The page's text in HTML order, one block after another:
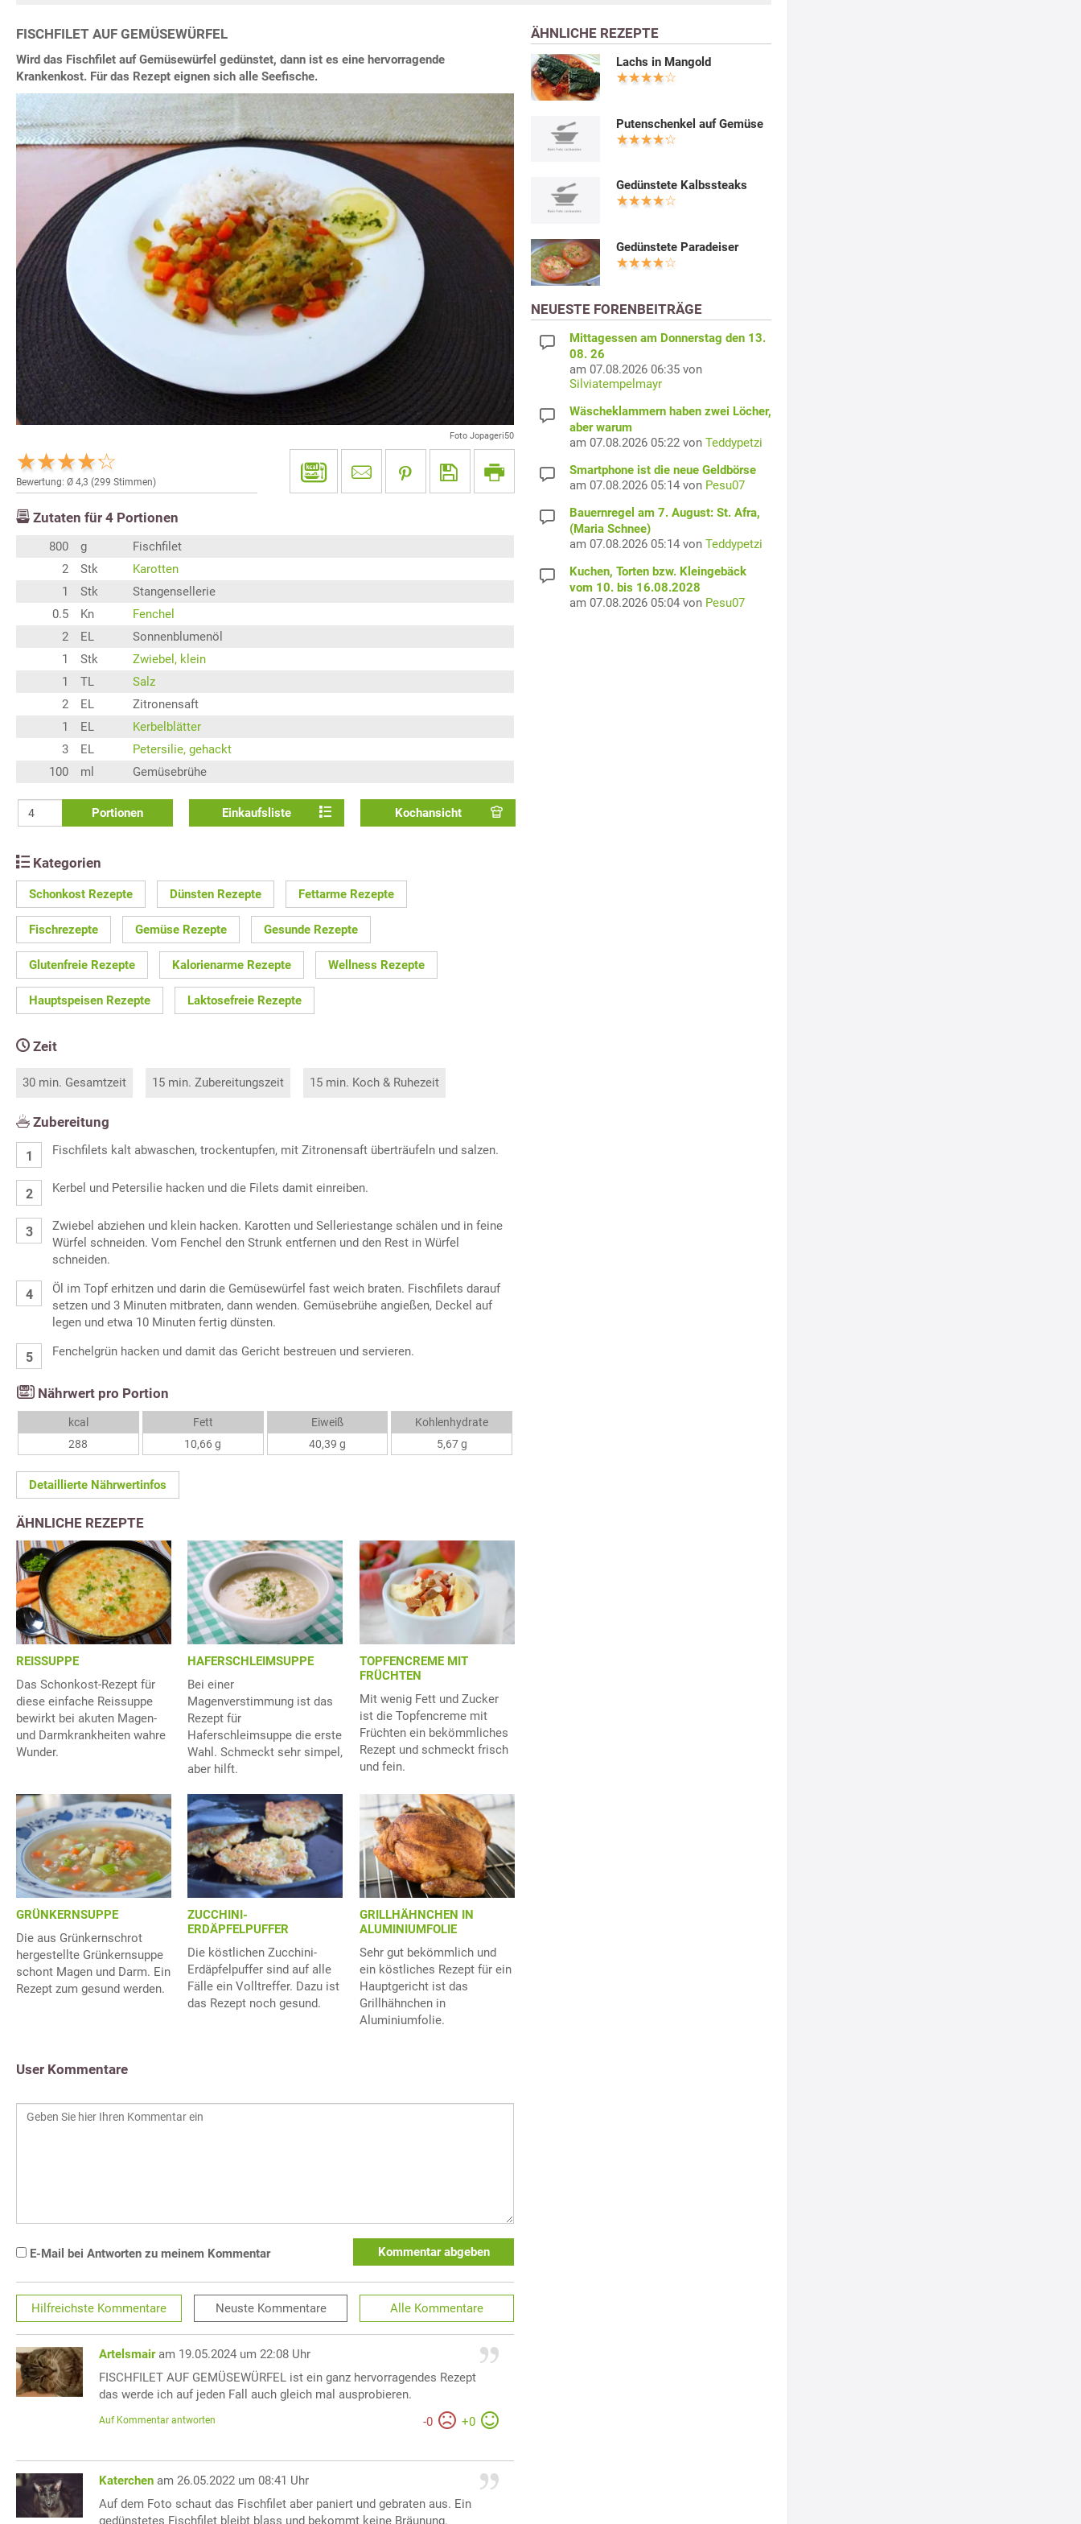
FISCHFILET AUF GEMÜSEWÜRFEL
Wird das Fischfilet auf Gemüsewürfel gedünstet, dann ist es eine hervorragende
Krankenkost. Für das Rezept eignen sich alle Seefische.
Foto Jopageri50
Bewertung: Ø 4,3 (299 Stimmen)
Zutaten für 4 Portionen
800 g
Fischfilet
2
Stk
Karotten
1
Stk
Stangensellerie
0.5
Kn
Fenchel
2
EL
Sonnenblumenöl
1
Stk
Zwiebel, klein
1
TL
Salz
2
EL
Zitronensaft
1
EL
Kerbelblätter
3
EL
Petersilie, gehackt
100
ml Gemüsebrühe
Portionen Einkaufsliste Kochansicht
Kategorien
Schonkost Rezepte Dünsten Rezepte Fettarme Rezepte
Fischrezepte Gemüse Rezepte Gesunde Rezepte
Glutenfreie Rezepte Kalorienarme Rezepte Wellness Rezepte
Hauptspeisen Rezepte Laktosefreie Rezepte
Zeit
30 min. Gesamtzeit 15 min. Zubereitungszeit 15 min. Koch & Ruhezeit
Zubereitung
Fischfilets kalt abwaschen, trockentupfen, mit Zitronensaft überträufeln und salzen.
Kerbel und Petersilie hacken und die Filets damit einreiben.
Zwiebel abziehen und klein hacken. Karotten und Selleriestange schälen und in feine
Würfel schneiden. Vom Fenchel den Strunk entfernen und den Rest in Würfel
schneiden.
Öl im Topf erhitzen und darin die Gemüsewürfel fast weich braten. Fischfilets darauf
setzen und 3 Minuten mitbraten, dann wenden. Gemüsebrühe angießen, Deckel auf
legen und etwa 10 Minuten fertig dünsten.
Fenchelgrün hacken und damit das Gericht bestreuen und servieren.
Nährwert pro Portion
kcal
288
Fett
10,66 g
Eiweiß
40,39 g
Kohlenhydrate
5,67 g
Detaillierte Nährwertinfos
ÄHNLICHE REZEPTE
REISSUPPE
Das Schonkost-Rezept für
diese einfache Reissuppe
bewirkt bei akuten Magen-
und Darmkrankheiten wahre
Wunder.
HAFERSCHLEIMSUPPE
Bei einer
Magenverstimmung ist das
Rezept für
Haferschleimsuppe die erste
Wahl. Schmeckt sehr simpel,
aber hilft.
TOPFENCREME MIT
FRÜCHTEN
Mit wenig Fett und Zucker
ist die Topfencreme mit
Früchten ein bekömmliches
Rezept und schmeckt frisch
und fein.
GRÜNKERNSUPPE
Die aus Grünkernschrot
hergestellte Grünkernsuppe
schont Magen und Darm. Ein
Rezept zum gesund werden.
ZUCCHINI-
ERDÄPFELPUFFER
Die köstlichen Zucchini-
Erdäpfelpuffer sind auf alle
Fälle ein Volltreffer. Dazu ist
das Rezept noch gesund.
GRILLHÄHNCHEN IN
ALUMINIUMFOLIE
Sehr gut bekömmlich und
ein köstliches Rezept für ein
Hauptgericht ist das
Grillhähnchen in
Aluminiumfolie.
User Kommentare
E-Mail bei Antworten zu meinem Kommentar Kommentar abgeben
Hilfreichste Kommentare Neuste Kommentare Alle Kommentare
Artelsmair am 19.05.2024 um 22:08 Uhr
FISCHFILET AUF GEMÜSEWÜRFEL ist ein ganz hervorragendes Rezept
das werde ich auf jeden Fall auch gleich mal ausprobieren.
-0 +0
Auf Kommentar antworten
Katerchen am 26.05.2022 um 08:41 Uhr
Auf dem Foto schaut das Fischfilet aber paniert und gebraten aus. Ein
gedünstetes Fischfilet bleibt blass und bekommt keine Bräunung.
ÄHNLICHE REZEPTE
Lachs in Mangold
Putenschenkel auf Gemüse
Gedünstete Kalbssteaks
Gedünstete Paradeiser
NEUESTE FORENBEITRÄGE
Mittagessen am Donnerstag den 13.
08. 26
am 07.08.2026 06:35 von
Silviatempelmayr
Wäscheklammern haben zwei Löcher,
aber warum
am 07.08.2026 05:22 von Teddypetzi
Smartphone ist die neue Geldbörse
am 07.08.2026 05:14 von Pesu07
Bauernregel am 7. August: St. Afra,
(Maria Schnee)
am 07.08.2026 05:14 von Teddypetzi
Kuchen, Torten bzw. Kleingebäck
vom 10. bis 16.08.2028
am 07.08.2026 05:04 von Pesu07